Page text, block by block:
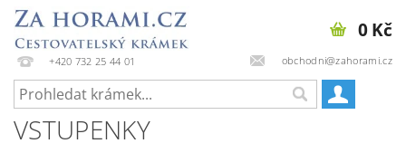
+420 732 25 44 01 obchodni@zahorami.cz
0 Kč
VSTUPENKY